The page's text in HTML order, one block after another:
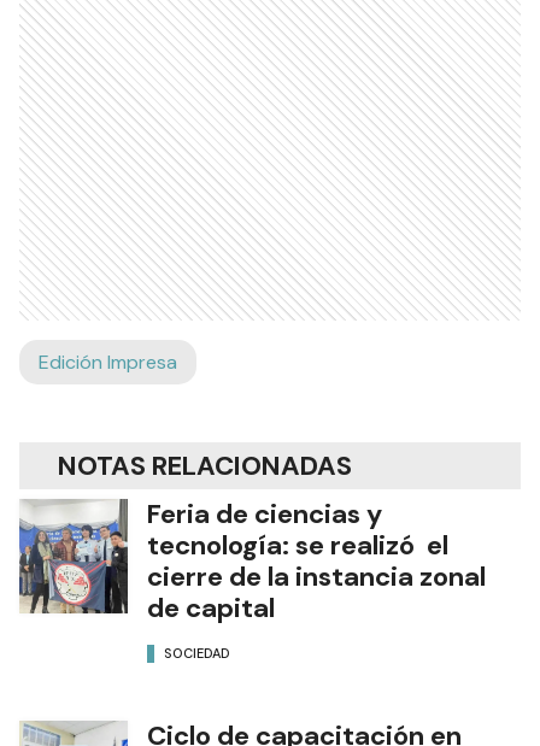
Edición Impresa
NOTAS RELACIONADAS
Feria de ciencias y
tecnología: se realizó el
cierre de la instancia zonal
de capital
SOCIEDAD
Ciclo de capacitación en